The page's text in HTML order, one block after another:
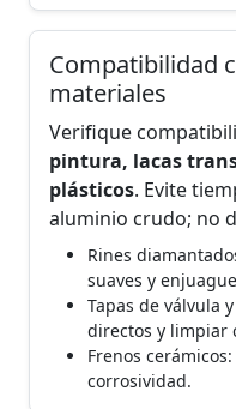
Compatibilidad
materiales
Verifique
pintura, lacas
plásticos. Evite
aluminio crudo; no
Rines
suaves y
Tapas de válvula
directos y limpiar
Frenos
corrosividad.